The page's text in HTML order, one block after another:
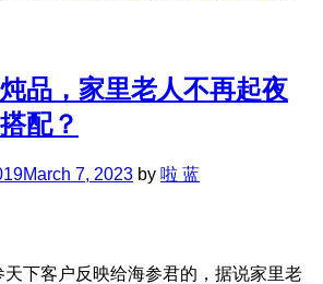
品，家里老人不再起夜
配？
March 7, 2023 by 啦 蓝
天下客户反映给海参君的，据说家里老